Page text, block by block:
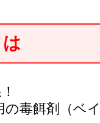
毒餌剤（ベ